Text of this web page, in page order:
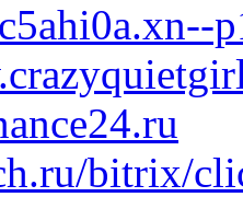
bitrix/